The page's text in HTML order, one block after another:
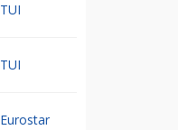
TUI
TUI
Eurostar